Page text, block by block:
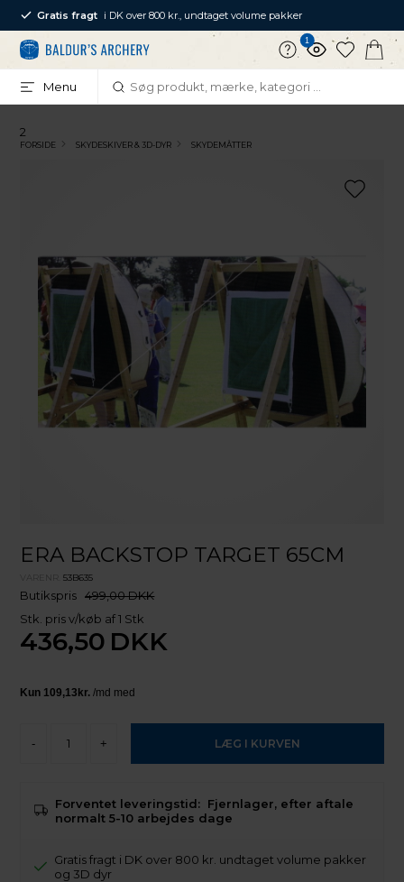
Gratis fragt i DK over 800 kr., undtaget volume pakker
1
Menu
2
FORSIDE SKYDESKIVER & 3D-DYR SKYDEMÅTTER
ERA BACKSTOP TARGET 65CM
VARENR.53B635
Butikspris 499,00 DKK
Stk. pris v/køb af 1 Stk
436,50 DKK
- +
Forventet leveringstid: Fjernlager, efter aftale
normalt 5-10 arbejdes dage
Gratis fragt i DK over 800 kr. undtaget volume pakker
og 3D dyr